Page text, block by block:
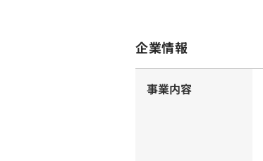
企業情報
事業内容